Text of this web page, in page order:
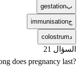
بgestation
جimmunisation
colostrum
السؤال 21
does pregnancy last?